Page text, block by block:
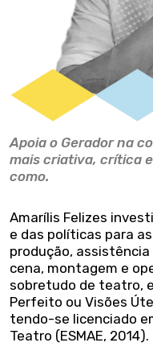
Apoia o Gerador na
mais criativa, crítica
como.
Amarílis Felizes
e das políticas para
produção,
cena, montagem e
sobretudo de teatro,
Perfeito ou Visões
tendo-se licenciado
Teatro (ESMAE, 2014).